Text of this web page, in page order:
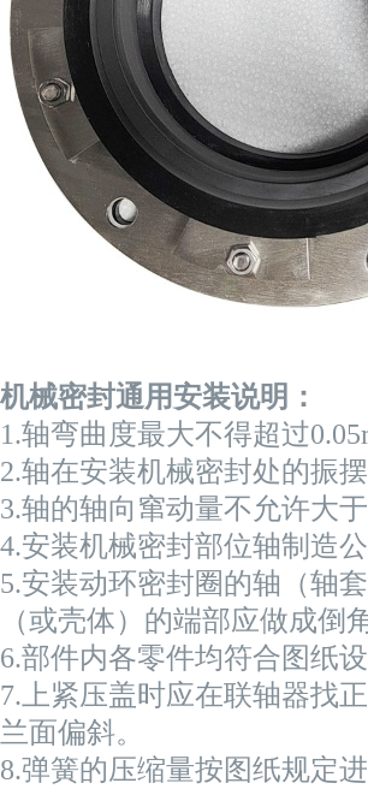
机械密封通用安装说明：
1.轴弯曲度最大不得超过
2.轴在安装机械密封处的振
3.轴的轴向窜动量不允许大于
4.安装机械密封部位轴制造
5.安装动环密封圈的轴（轴
（或壳体）的端部应做成倒
6.部件内各零件均符合图纸设
7. 上紧压盖时应在联轴器找
兰面偏斜。
8.弹簧的压缩量按图纸规定